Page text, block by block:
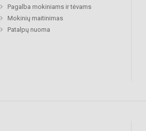
Pagalba mokiniams ir tėvams
Mokinių maitinimas
Patalpų nuoma